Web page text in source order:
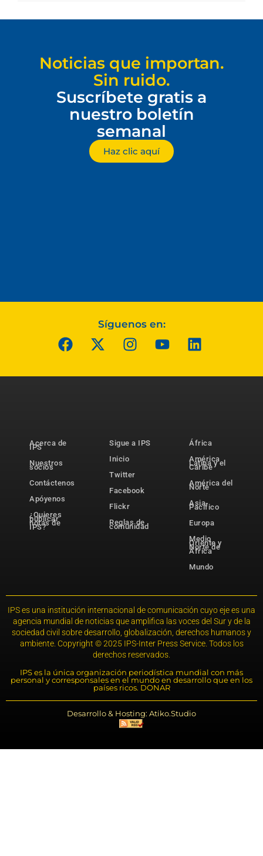
Noticias que importan.
Sin ruido.
Suscríbete gratis a
nuestro boletín
semanal
Haz clic aquí
Síguenos en:
Acerca de
IPS
Nuestros
socios
Contáctenos
Apóyenos
¿Quieres
publicar
notas de
IPS?
Sigue a IPS
Inicio
Twitter
Facebook
Flickr
Reglas de
comunidad
África
América
Latina y el
Caribe
América del
Norte
Asia-
Pacífico
Europa
Medio
Oriente y
Norte de
África
Mundo
IPS es una institución internacional de comunicación cuyo eje es una
agencia mundial de noticias que amplifica las voces del Sur y de la
sociedad civil sobre desarrollo, globalización, derechos humanos y
ambiente. Copyright © 2025 IPS-Inter Press Service. Todos los
derechos reservados.
IPS es la única organización periodística mundial con más
personal y corresponsales en el mundo en desarrollo que en los
países ricos. DONAR
Desarrollo & Hosting: Atiko.Studio